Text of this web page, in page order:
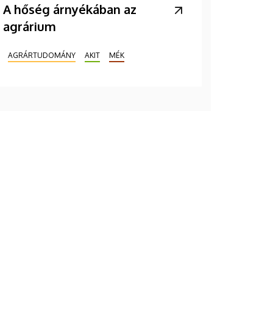
A hőség árnyékában az
agrárium
AGRÁRTUDOMÁNY AKIT MÉK